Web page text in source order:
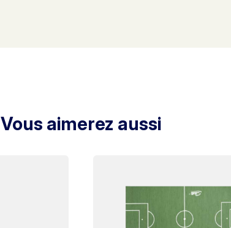
Vous aimerez aussi